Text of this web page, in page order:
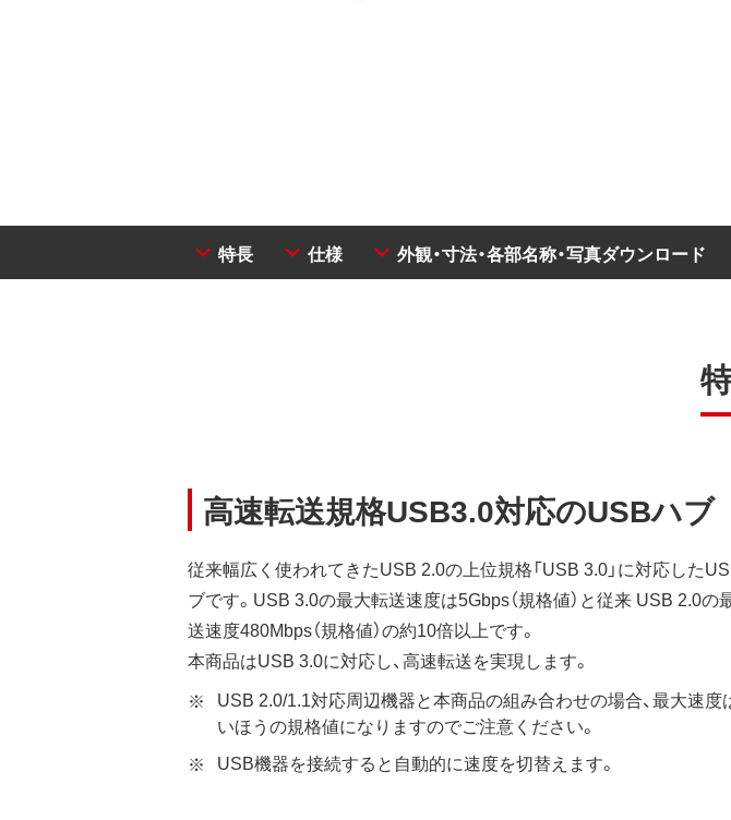
特長 仕様 外観・寸法・各部名称・写真ダウンロード
高速転送規格USB3.0対応のUSBハブ
従来幅広く使われてきたUSB 2.0の上位規格「USB 3.0」に対応した
ブです。USB 3.0の最大転送速度は5Gbps（規格値）と従来 USB 2.0の
送速度480Mbps（規格値）の約10倍以上です。
本商品はUSB 3.0に対応し、高速転送を実現します。
USB 2.0/1.1対応周辺機器と本商品の組み合わせの場合、最大速度
いほうの規格値になりますのでご注意ください。
USB機器を接続すると自動的に速度を切替えます。